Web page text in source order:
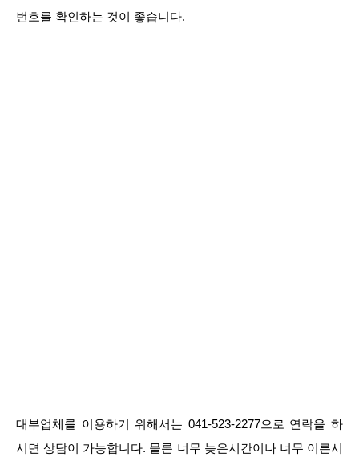
번호를 확인하는 것이 좋습니다.
대부업체를 이용하기 위해서는 041-523-2277으로 연락을 하
시면 상담이 가능합니다. 물론 너무 늦은시간이나 너무 이른시